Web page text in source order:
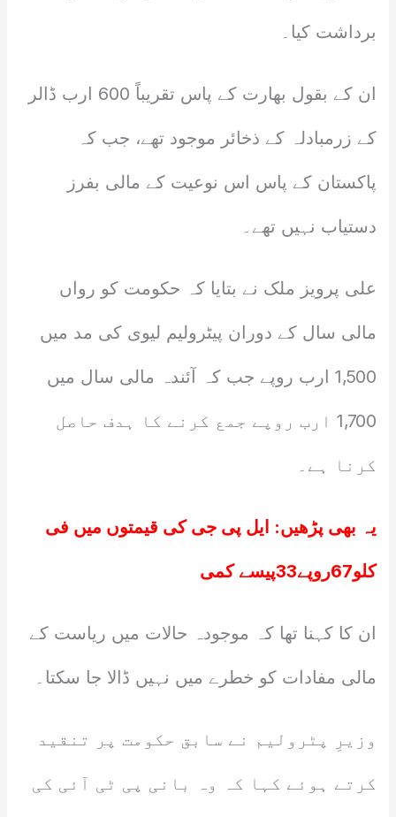
برداشت کیا۔
ان کے بقول بھارت کے پاس تقریباً 600 ارب ڈالر
کے زرمبادلہ کے ذخائر موجود تھے، جب کہ
پاکستان کے پاس اس نوعیت کے مالی بفرز
دستیاب نہیں تھے۔
علی پرویز ملک نے بتایا کہ حکومت کو رواں
مالی سال کے دوران پیٹرولیم لیوی کی مد میں
1,500 ارب روپے جب کہ آئندہ مالی سال میں
1,700 ارب روپے جمع کرنے کا ہدف حاصل
کرنا ہے۔
یہ بھی پڑھیں: ایل پی جی کی قیمتوں میں فی
کلو67روپے33پیسے کمی
ان کا کہنا تھا کہ موجودہ حالات میں ریاست کے
مالی مفادات کو خطرے میں نہیں ڈالا جا سکتا۔
وزیرِ پٹرولیم نے سابق حکومت پر تنقید
کرتے ہوئے کہا کہ وہ بانی پی ٹی آئی کی